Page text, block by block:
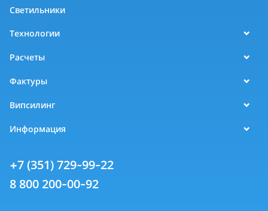
Светильники
Технологии
Расчеты
Фактуры
Випсилинг
Информация
+7 (351) 729-99-22
8 800 200-00-92